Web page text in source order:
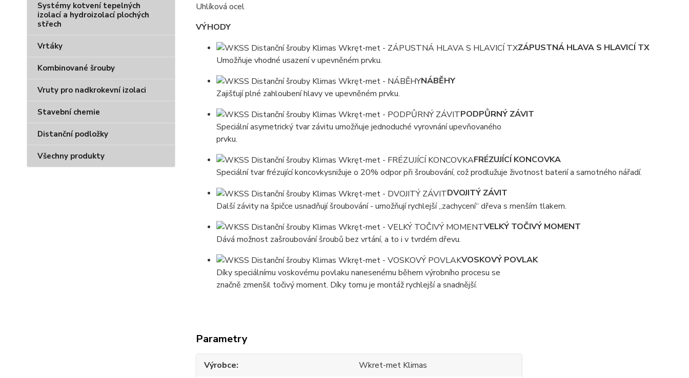
Systémy kotvení tepelných
izolací a hydroizolací plochých
střech
Vrtáky
Kombinované šrouby
Vruty pro nadkrokevní izolaci
Stavební chemie
Distanční podložky
Všechny produkty
Uhlíková ocel
VÝHODY
ZÁPUSTNÁ HLAVA S HLAVICÍ TX
Umožňuje vhodné usazení v upevněném prvku.
NÁBĚHY
Zajišťují plné zahloubení hlavy ve upevněném prvku.
PODPŮRNÝ ZÁVIT
Speciální asymetrický tvar závitu umožňuje jednoduché vyrovnání upevňovaného
prvku.
FRÉZUJÍCÍ KONCOVKA
Speciální tvar frézující koncovkysnižuje o 20% odpor při šroubování, což prodlužuje životnost baterií a samotného nářadí.
DVOJITÝ ZÁVIT
Další závity na špičce usnadňují šroubování - umožňují rychlejší „zachycení“ dřeva s menším tlakem.
VELKÝ TOČIVÝ MOMENT
Dává možnost zašroubování šroubů bez vrtání, a to i v tvrdém dřevu.
VOSKOVÝ POVLAK
Díky speciálnímu voskovému povlaku nanesenému během výrobního procesu se
značně zmenšil točivý moment. Díky tomu je montáž rychlejší a snadnější.
Parametry
Výrobce
Wkret-met Klimas